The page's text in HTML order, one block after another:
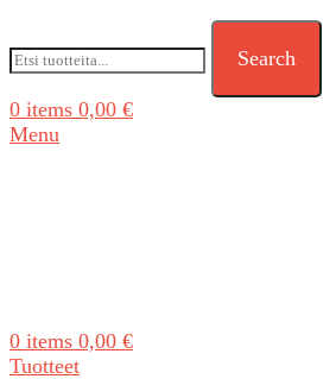
Search
0 items 0,00 €
Menu
0 items 0,00 €
Tuotteet